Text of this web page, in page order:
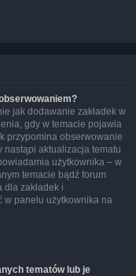
jak dodawanie zakładek w
gdy w temacie pojawia
przypomina obserwowanie
nastąpi aktualizacja tematu
użytkownika – w
temacie bądź forum
zakładek i
w panelu użytkownika na
tematów lub je